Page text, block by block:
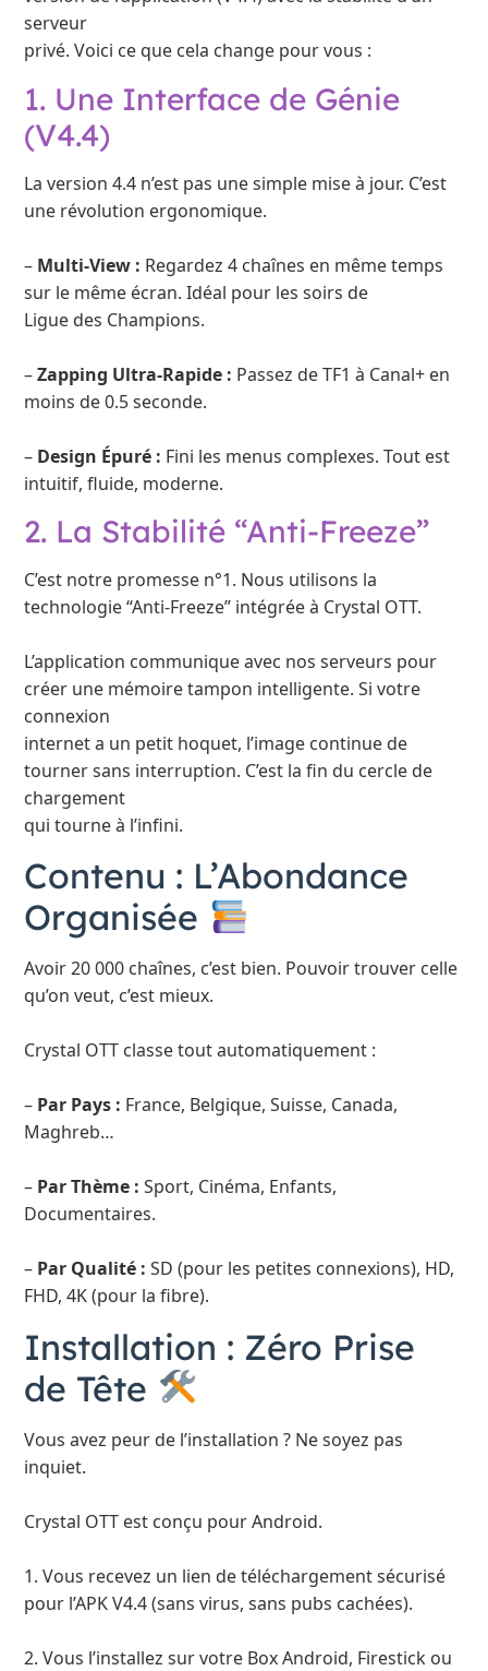
serveur
privé. Voici ce que cela change pour vous :
1. Une Interface de Génie
(V4.4)
La version 4.4 n’est pas une simple mise à jour. C’est
une révolution ergonomique.
– Multi-View : Regardez 4 chaînes en même temps
sur le même écran. Idéal pour les soirs de
Ligue des Champions.
–Zapping Ultra-Rapide : Passez de TF1 à Canal+ en
moins de 0.5 seconde.
– Design Épuré : Fini les menus complexes. Tout est
intuitif, fluide, moderne.
2. La Stabilité “Anti-Freeze”
C’est notre promesse n°1. Nous utilisons la
technologie “Anti-Freeze” intégrée à Crystal OTT.
L’application communique avec nos serveurs pour
créer une mémoire tampon intelligente. Si votre
connexion
internet a un petit hoquet, l’image continue de
tourner sans interruption. C’est la fin du cercle de
chargement
qui tourne à l’infini.
Contenu : L’Abondance
Organisée
Avoir 20 000 chaînes, c’est bien. Pouvoir trouver celle
qu’on veut, c’est mieux.
Crystal OTT classe tout automatiquement :
– Par Pays : France, Belgique, Suisse, Canada,
Maghreb…
– Par Thème : Sport, Cinéma, Enfants,
Documentaires.
– Par Qualité : SD (pour les petites connexions), HD,
FHD, 4K (pour la fibre).
Installation : Zéro Prise
de Tête
Vous avez peur de l’installation ? Ne soyez pas
inquiet.
Crystal OTT est conçu pour Android.
1. Vous recevez un lien de téléchargement sécurisé
pour l’APK V4.4 (sans virus, sans pubs cachées).
2. Vous l’installez sur votre Box Android, Firestick ou